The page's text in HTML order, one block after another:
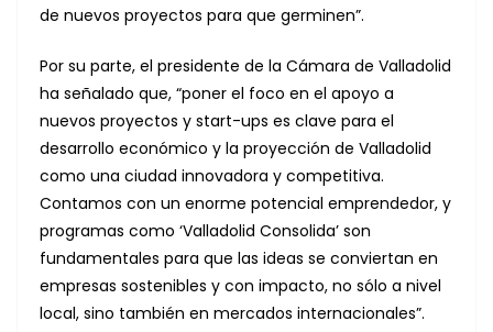
de nuevos proyectos para que germinen”.
Por su parte, el presidente de la Cámara de Valladolid
ha señalado que, “poner el foco en el apoyo a
nuevos proyectos y start-ups es clave para el
desarrollo económico y la proyección de Valladolid
como una ciudad innovadora y competitiva.
Contamos con un enorme potencial emprendedor, y
programas como ‘Valladolid Consolida’ son
fundamentales para que las ideas se conviertan en
empresas sostenibles y con impacto, no sólo a nivel
local, sino también en mercados internacionales”.